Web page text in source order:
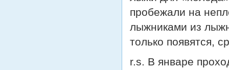
пробежали на
лыжниками из
только появятся,
r.s. В январе